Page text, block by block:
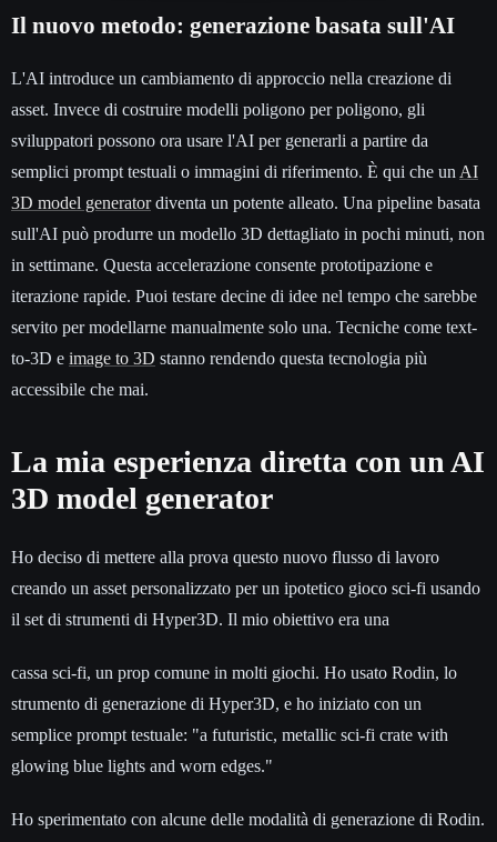
Il nuovo metodo: generazione basata sull'AI
L'AI introduce un cambiamento di approccio nella creazione di
asset. Invece di costruire modelli poligono per poligono, gli
sviluppatori possono ora usare l'AI per generarli a partire da
semplici prompt testuali o immagini di riferimento. È qui che un AI
3D model generatordiventa un potente alleato. Una pipeline basata
sull'AI può produrre un modello 3D dettagliato in pochi minuti, non
in settimane. Questa accelerazione consente prototipazione e
iterazione rapide. Puoi testare decine di idee nel tempo che sarebbe
servito per modellarne manualmente solo una. Tecniche come text-
to-3D e image to 3D stanno rendendo questa tecnologia più
accessibile che mai.
La mia esperienza diretta con un AI
3D model generator
Ho deciso di mettere alla prova questo nuovo flusso di lavoro
creando un asset personalizzato per un ipotetico gioco sci-fi usando
il set di strumenti di Hyper3D. Il mio obiettivo era una
cassa sci-fi, un prop comune in molti giochi. Ho usato Rodin, lo
strumento di generazione di Hyper3D, e ho iniziato con un
semplice prompt testuale: "a futuristic, metallic sci-fi crate with
glowing blue lights and worn edges."
Ho sperimentato con alcune delle modalità di generazione di Rodin.